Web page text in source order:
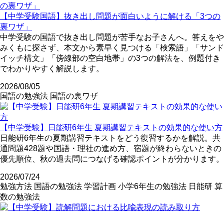
【中学受験国語】抜き出し問題が面白いように解ける「3つの
裏ワザ」
中学受験の国語で抜き出し問題が苦手なお子さんへ。答えをや
みくもに探さず、本文から素早く見つける「検索語」「サンド
イッチ構文」「傍線部の空白地帯」の3つの解法を、例題付き
でわかりやすく解説します。
2026/08/05
国語の勉強法 国語の裏ワザ
【中学受験】日能研6年生 夏期講習テキストの効果的な使い方
日能研6年生の夏期講習テキストをどう復習するかを解説。共
通問題428題や国語・理社の進め方、宿題が終わらないときの
優先順位、秋の過去問につなげる確認ポイントが分かります。
2026/07/24
勉強方法 国語の勉強法 学習計画 小学6年生の勉強法 日能研 算
数の勉強法